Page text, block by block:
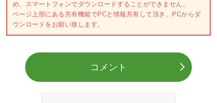
め、スマートフォンでダウンロードすることができません。
ページ上部にある共有機能でPCと情報共有して頂き、PCからダ
ウンロードをお願い致します。
コメント